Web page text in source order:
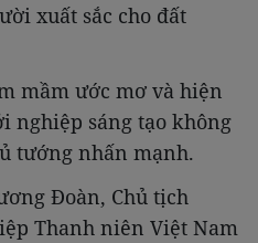
xuất sắc cho đất
mầm ước mơ và hiện
nghiệp sáng tạo không
tướng nhấn mạnh.
Đoàn, Chủ tịch
Thanh niên Việt Nam